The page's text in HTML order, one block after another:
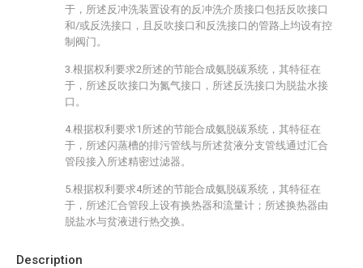
Description
于，所述反冲洗装置设有的反冲洗介质接口包括反吹接口
和/或反洗接口，且反吹接口和反洗接口的管路上均设有控
制阀门。
3.根据权利要求2所述的节能合成氨脱碳系统，其特征在
于，所述反吹接口为氮气接口，所述反洗接口为脱盐水接
口。
4.根据权利要求1所述的节能合成氨脱碳系统，其特征在
于，所述闪蒸槽的排污管线与所述贫液分支管线通过汇合
管段接入所述精密过滤器。
5.根据权利要求4所述的节能合成氨脱碳系统，其特征在
于，所述汇合管段上设有换热器和流量计；所述换热器由
脱盐水与贫液进行热交换。